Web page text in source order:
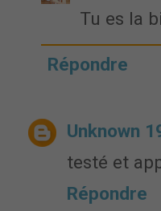
Tu es la
Répondre
Unknown
testé et
Répondre